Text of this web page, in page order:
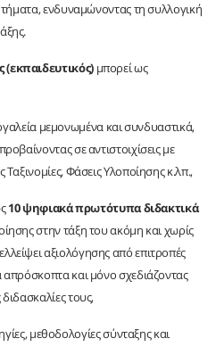
ενδυναμώνοντας τη συλλογική
μπορεί ως
μεμονωμένα και συνδυαστικά,
σε αντιστοιχίσεις με
Ταξινομίες, Φάσεις Υλοποίησης κ.λπ.,
10 ψηφιακά πρωτότυπα διδακτικά
στην τάξη του ακόμη και χωρίς
αξιολόγησης από επιτροπές
και μόνο σχεδιάζοντας
τους,
μεθοδολογίες σύνταξης και